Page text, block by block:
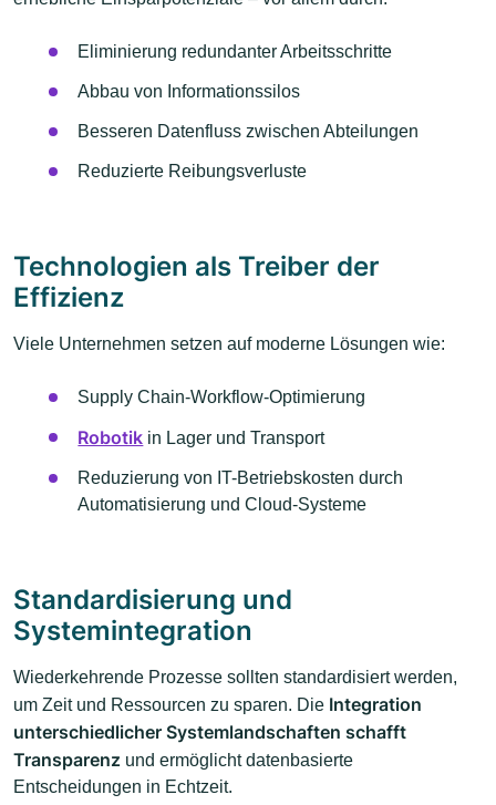
Eliminierung redundanter Arbeitsschritte
Abbau von Informationssilos
Besseren Datenfluss zwischen Abteilungen
Reduzierte Reibungsverluste
Technologien als Treiber der
Effizienz
Viele Unternehmen setzen auf moderne Lösungen wie:
Supply Chain-Workflow-Optimierung
Robotik in Lager und Transport
Reduzierung von IT-Betriebskosten durch
Automatisierung und Cloud-Systeme
Standardisierung und
Systemintegration
Wiederkehrende Prozesse sollten standardisiert werden,
um Zeit und Ressourcen zu sparen. Die Integration
unterschiedlicher Systemlandschaften schafft
Transparenz und ermöglicht datenbasierte
Entscheidungen in Echtzeit.